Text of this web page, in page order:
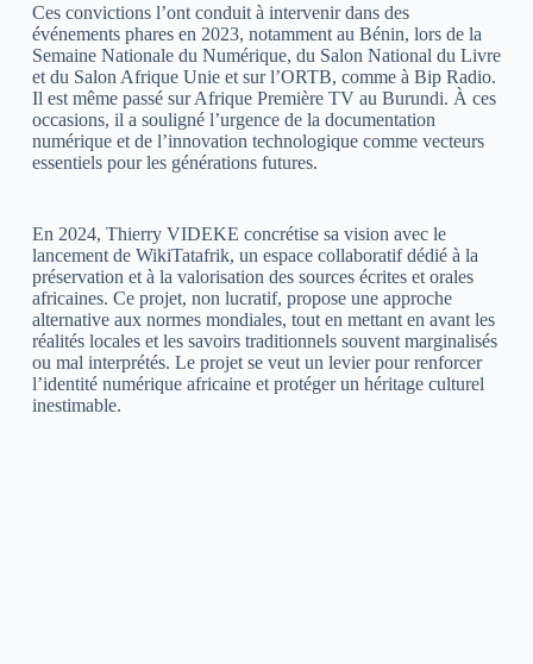
Ces convictions l’ont conduit à intervenir dans des
événements phares en 2023, notamment au Bénin, lors de la
Semaine Nationale du Numérique, du Salon National du Livre
et du Salon Afrique Unie et sur l’ORTB, comme à Bip Radio.
Il est même passé sur Afrique Première TV au Burundi. À ces
occasions, il a souligné l’urgence de la documentation
numérique et de l’innovation technologique comme vecteurs
essentiels pour les générations futures.
En 2024, Thierry VIDEKE concrétise sa vision avec le
lancement de WikiTatafrik, un espace collaboratif dédié à la
préservation et à la valorisation des sources écrites et orales
africaines. Ce projet, non lucratif, propose une approche
alternative aux normes mondiales, tout en mettant en avant les
réalités locales et les savoirs traditionnels souvent marginalisés
ou mal interprétés. Le projet se veut un levier pour renforcer
l’identité numérique africaine et protéger un héritage culturel
inestimable.